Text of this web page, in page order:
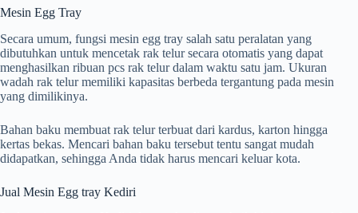
Mesin Egg Tray
Secara umum, fungsi mesin egg tray salah satu peralatan yang
dibutuhkan untuk mencetak rak telur secara otomatis yang dapat
menghasilkan ribuan pcs rak telur dalam waktu satu jam. Ukuran
wadah rak telur memiliki kapasitas berbeda tergantung pada mesin
yang dimilikinya.
Bahan baku membuat rak telur terbuat dari kardus, karton hingga
kertas bekas. Mencari bahan baku tersebut tentu sangat mudah
didapatkan, sehingga Anda tidak harus mencari keluar kota.
Jual Mesin Egg tray Kediri